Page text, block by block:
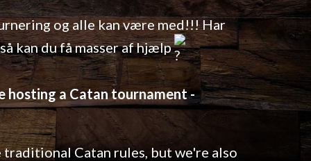
og alle kan være med!!! Har
kan du få masser af hjælp
hosting a Catan tournament -
Catan rules, but we're also